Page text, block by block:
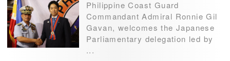
Philippine Coast Guard
Commandant Admiral Ronnie Gil
Gavan, welcomes the Japanese
Parliamentary delegation led by
...